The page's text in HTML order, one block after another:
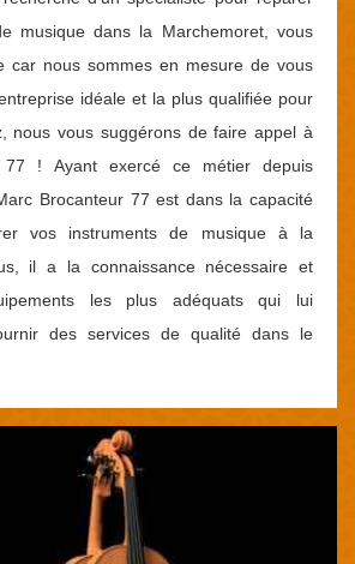
musique dans la Marchemoret, vous
car nous sommes en mesure de vous
idéale et la plus qualifiée pour
nous vous suggérons de faire appel à
77 ! Ayant exercé ce métier depuis
Brocanteur 77 est dans la capacité
vos instruments de musique à la
il a la connaissance nécessaire et
les plus adéquats qui lui
des services de qualité dans le